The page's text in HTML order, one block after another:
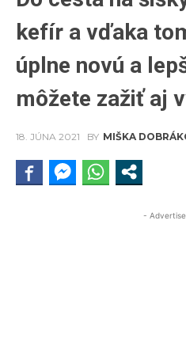
kefír a vďaka
úplne novú a
môžete zažiť aj
18. JÚNA 2021 BY MIŠKA
-